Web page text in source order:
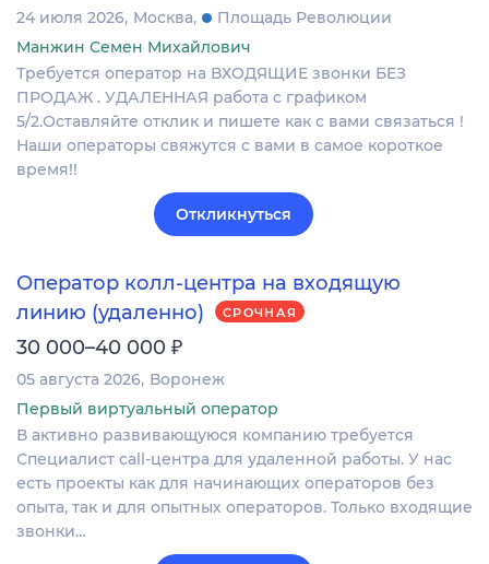
24 июля 2026 Москва
Площадь Революции
Манжин Семен Михайлович
Требуется оператор на ВХОДЯЩИЕ звонки БЕЗ
ПРОДАЖ . УДАЛЕННАЯ работа с графиком
5/2.Оставляйте отклик и пишете как с вами связаться !
Наши операторы свяжутся с вами в самое короткое
время!!
Откликнуться
Оператор колл-центра на входящую
линию (удаленно)
СРОЧНАЯ
30 000–40 000 ₽
05 августа 2026 Воронеж
Первый виртуальный оператор
В активно развивающуюся компанию требуется
Специалист call-центра для удаленной работы. У нас
есть проекты как для начинающих операторов без
опыта, так и для опытных операторов. Только входящие
звонки…